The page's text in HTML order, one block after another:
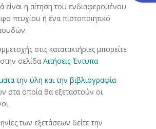
είναι η αίτηση του ενδιαφερομένου
πτυχίου ή ένα πιστοποιητικό
στις κατατακτήριες μπορείτε
σελίδα Αιτήσεις-Έντυπα
την ύλη και την βιβλιογραφία
στα οποία θα εξεταστούν οι
των εξετάσεων δείτε την